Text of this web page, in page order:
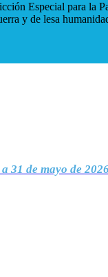
Especial para la
y de lesa
a 31 de mayo de